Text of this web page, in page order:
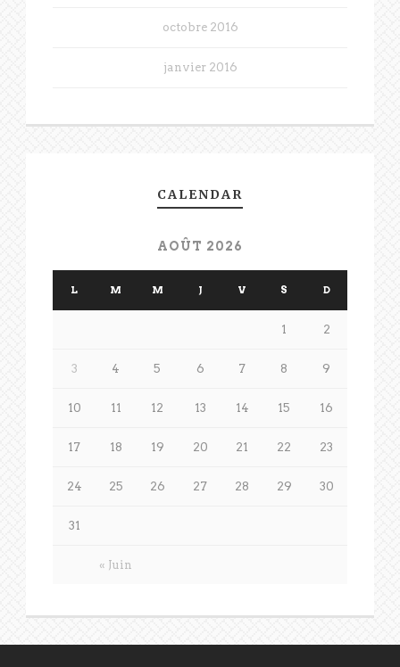
octobre 2016
janvier 2016
CALENDAR
AOÛT 2026
L M M J V S D
« Juin
1 2
3 4 5 6 7 8 9
10 11 12 13 14 15 16
17 18 19 20 21 22 23
24 25 26 27 28 29 30
31